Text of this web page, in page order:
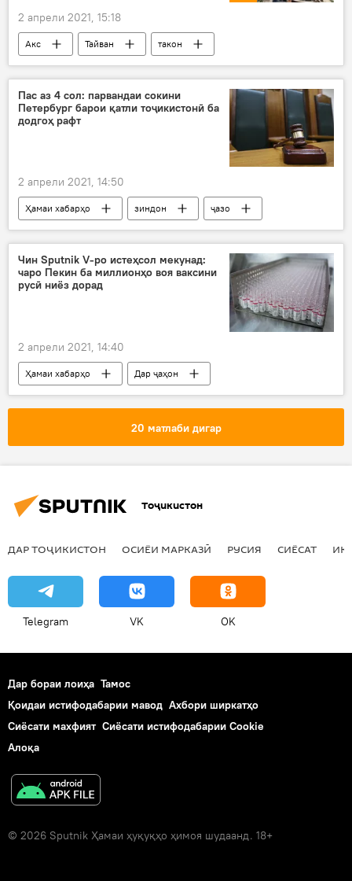
2 апрели 2021, 15:18
Акс Тайван
такон
ҷон додан
мард
Рӯйдод, ҷиноят ва ҳолатҳои фавқулода
Пас аз 4 сол: парвандаи сокини
Петербург барои қатли тоҷикистонӣ ба
додгоҳ рафт
2 апрели 2021, 14:50
Ҳамаи хабарҳо зиндон
ҷазо
қатл
Санкт-Петербург
Рӯйдод, ҷиноят ва ҳолатҳои фавқулода
Чин Sputnik V-ро истеҳсол мекунад:
чаро Пекин ба миллионҳо воя ваксини
русӣ ниёз дорад
2 апрели 2021, 14:40
Ҳамаи хабарҳо
Дар ҷаҳон
Тандурустӣ
Чин
ваксина
20 матлаби дигар
Тоҷикистон
ДАР ТОҶИКИСТОН ОСИЁИ МАРКАЗӢ РУСИЯ СИЁСАТ
Telegram VK OK
Дар бораи лоиҳа Тамос
Қоидаи истифодабарии мавод Ахбори ширкатҳо
Сиёсати махфият Сиёсати истифодабарии Cookie
Алоқа
© 2026 Sputnik Ҳамаи ҳуқуқҳо ҳимоя шудаанд. 18+